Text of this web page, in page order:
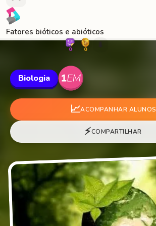
Fatores bióticos e abióticos
0 0
Biologia
📈ACOMPANHAR ALUNOS
⚡COMPARTILHAR